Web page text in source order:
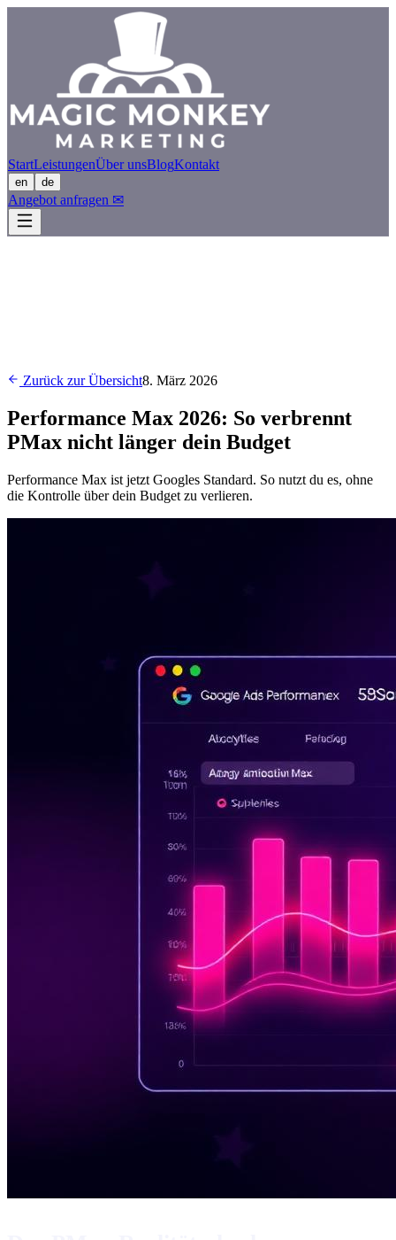
StartLeistungenÜber unsBlogKontakt
en de
Angebot anfragen ✉
Zurück zur Übersicht8. März 2026
Performance Max 2026: So verbrennt
PMax nicht länger dein Budget
Performance Max ist jetzt Googles Standard. So nutzt du es, ohne
die Kontrolle über dein Budget zu verlieren.